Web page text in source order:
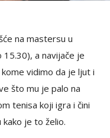
na mastersu u
a navijače je
vidimo da je ljut i
što mu je palo na
tenisa koji igra i čini
je to želio.